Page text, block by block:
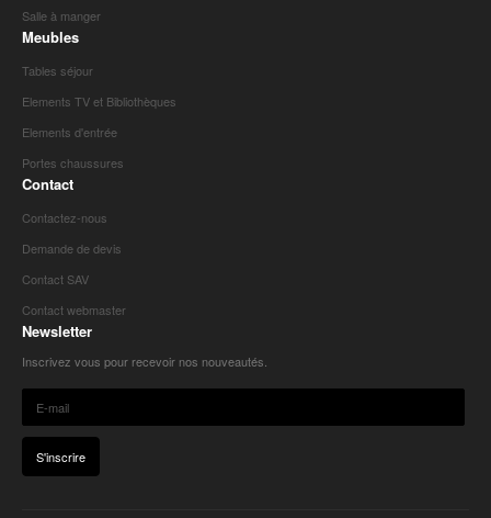
Salle à manger
Meubles
Tables séjour
Elements TV et Bibliothèques
Elements d'entrée
Portes chaussures
Contact
Contactez-nous
Demande de devis
Contact SAV
Contact webmaster
Newsletter
Inscrivez vous pour recevoir nos nouveautés.